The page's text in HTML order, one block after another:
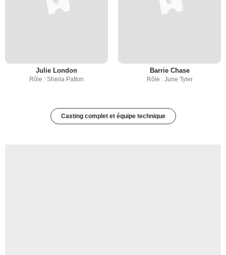
Julie London
Rôle : Sheila Patton
Barrie Chase
Rôle : June Tyler
Casting complet et équipe technique